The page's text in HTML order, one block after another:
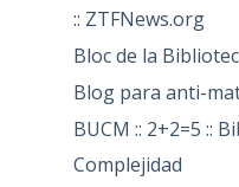
:: ZTFNews.org
Bloc de la
Blog para anti-
BUCM :: 2+2=5 ::
Complejidad